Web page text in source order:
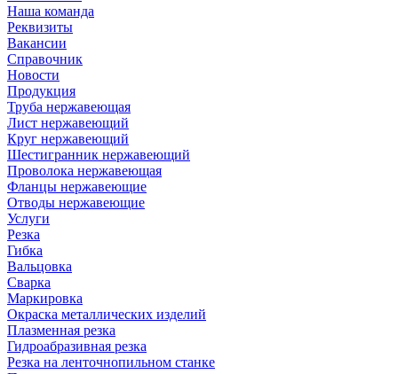
Наша команда
Реквизиты
Вакансии
Справочник
Новости
Продукция
Труба нержавеющая
Лист нержавеющий
Круг нержавеющий
Шестигранник нержавеющий
Проволока нержавеющая
Фланцы нержавеющие
Отводы нержавеющие
Услуги
Резка
Гибка
Вальцовка
Сварка
Маркировка
Окраска металлических изделий
Плазменная резка
Гидроабразивная резка
Резка на ленточнопильном станке